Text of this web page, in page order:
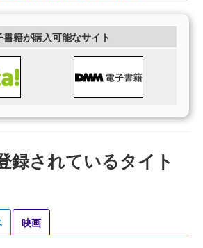
書籍が購入可能なサイト
録されているタイト
映画